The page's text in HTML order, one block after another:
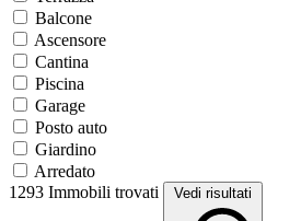
Balcone
Ascensore
Cantina
Piscina
Garage
Posto auto
Giardino
Arredato
1293 Immobili trovati Vedi risultati